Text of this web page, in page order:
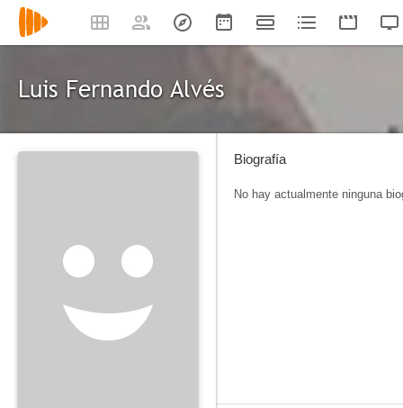
Luis Fernando Alvés
Biografía
No hay actualmente ninguna